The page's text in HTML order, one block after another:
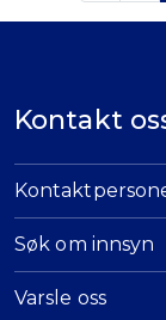
Kontakt
Søk om innsyn
Varsle oss